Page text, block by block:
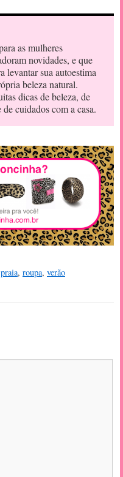
as mulheres
novidades, e que
levantar sua autoestima
beleza natural.
dicas de beleza, de
de cuidados com a casa.
praia, roupa, verão